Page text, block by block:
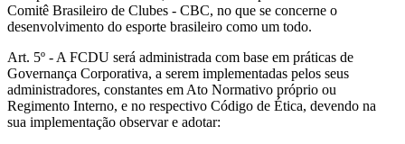
Comitê Brasileiro de Clubes - CBC, no que se concerne o
desenvolvimento do esporte brasileiro como um todo.
Art. 5º - A FCDU será administrada com base em práticas de
Governança Corporativa, a serem implementadas pelos seus
administradores, constantes em Ato Normativo próprio ou
Regimento Interno, e no respectivo Código de Ética, devendo na
sua implementação observar e adotar: